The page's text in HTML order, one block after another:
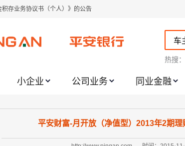
存业务协议书（个人）》的公告
贵金属业务风险提示的通知
险防范的提示
务风险防范的提示
热搜：
小企业 公司业务 同业金融
平安财富-月开放（净值型）2013年2期